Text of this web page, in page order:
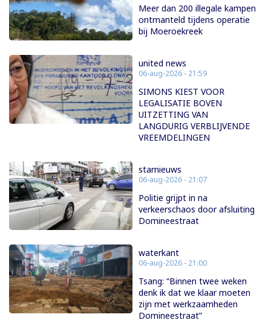
Meer dan 200 illegale kampen
ontmanteld tijdens operatie
bij Moeroekreek
united news
06-aug-2026 - 21:59
SIMONS KIEST VOOR
LEGALISATIE BOVEN
UITZETTING VAN
LANGDURIG VERBLIJVENDE
VREEMDELINGEN
starnieuws
06-aug-2026 - 21:07
Politie grijpt in na
verkeerschaos door afsluiting
Domineestraat
waterkant
06-aug-2026 - 21:00
Tsang: “Binnen twee weken
denk ik dat we klaar moeten
zijn met werkzaamheden
Domineestraat”